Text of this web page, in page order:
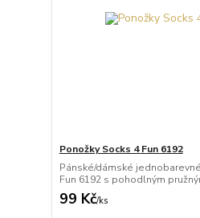
Ponožky Socks 4 Fun 6192
Pánské/dámské
Fun 6192 s pohodlným
99 Kč/ks